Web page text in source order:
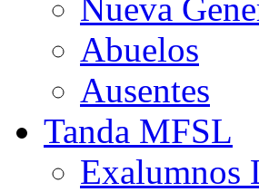
Nueva
Abuelos
Ausentes
Tanda MFSL
Exalumnos